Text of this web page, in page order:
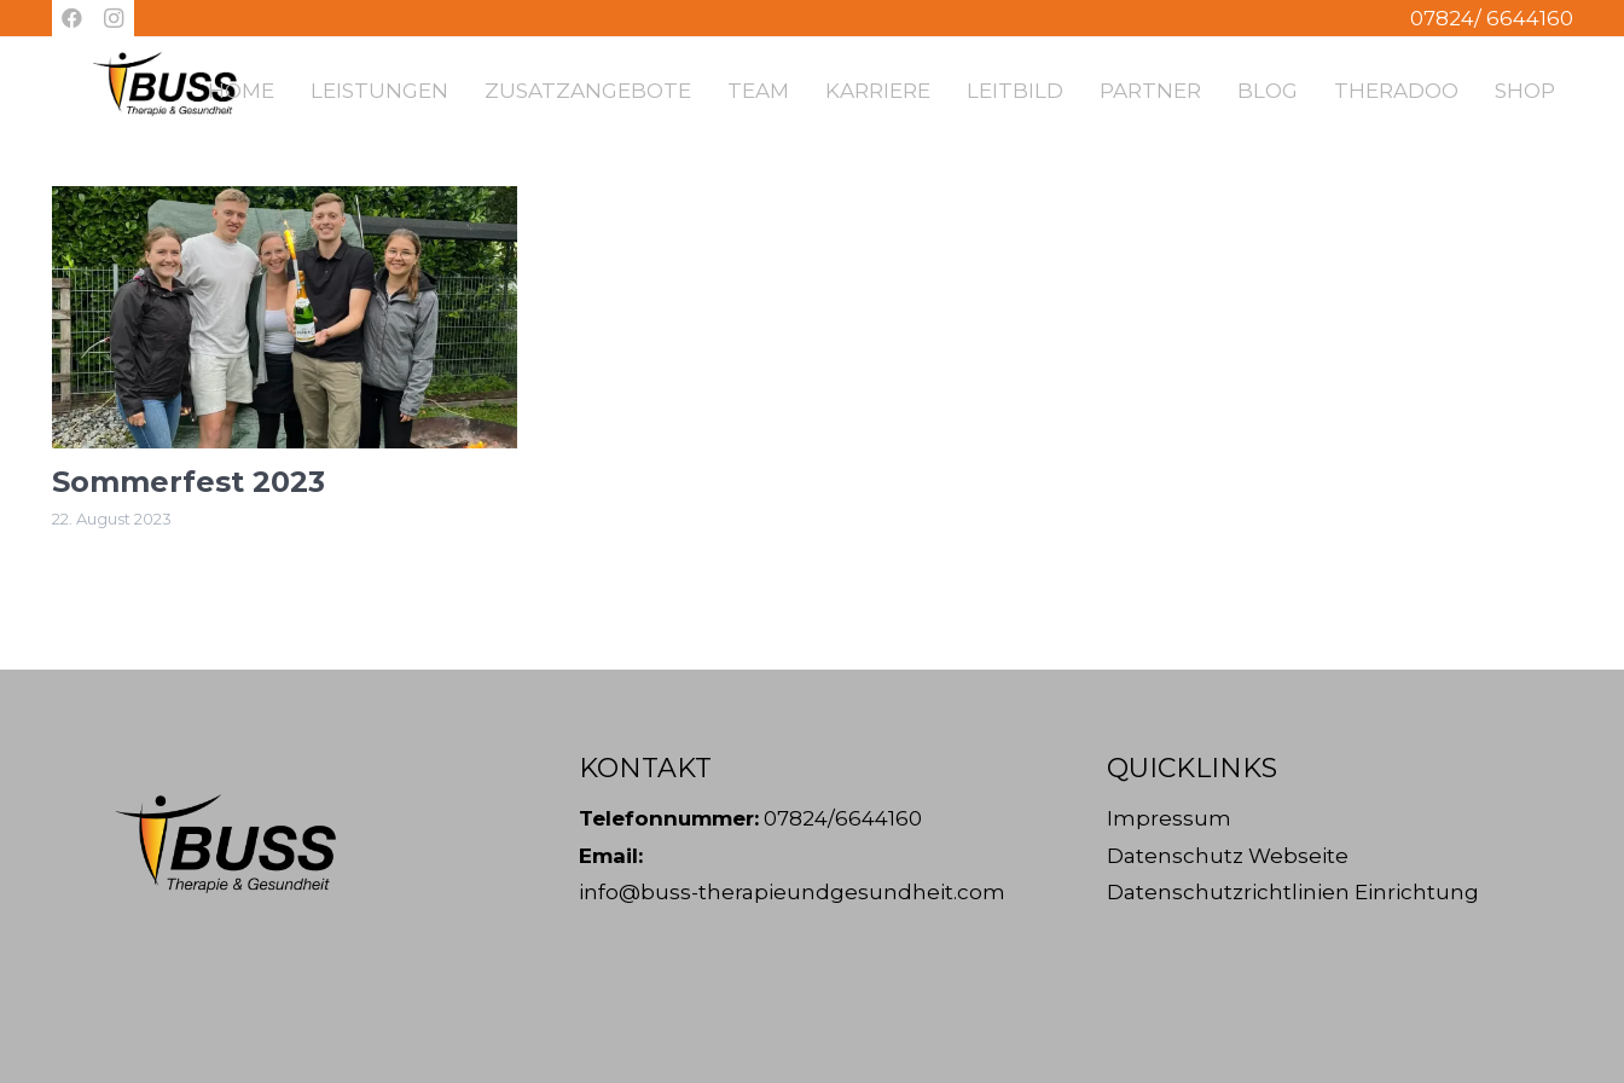
07824/ 6644160
HOME LEISTUNGEN ZUSATZANGEBOTE TEAM KARRIERE LEITBILD PARTNER BLOG THERADOO SHOP
Sommerfest 2023
22. August 2023
KONTAKT
Telefonnummer: 07824/6644160
Email:
info@buss-therapieundgesundheit.com
QUICKLINKS
Impressum
Datenschutz Webseite
Datenschutzrichtlinien Einrichtung